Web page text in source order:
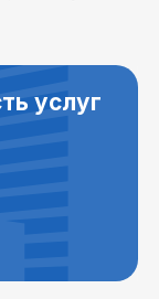
услуг